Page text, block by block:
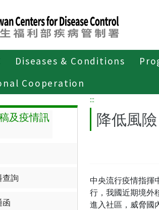
Diseases & Conditions
Cooperation
傳染病與防疫專題
及疫情訊
查詢
函
:::
降低風
中央流行疫情指揮
行，我國近期境外
進入社區，威脅國